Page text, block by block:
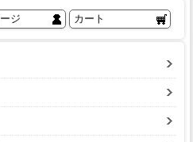
ジ カート